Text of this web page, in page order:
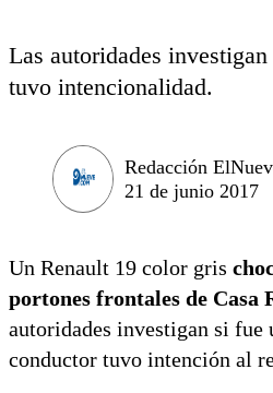
Las autoridades
tuvo intencionalidad.
Redacción
21 de junio 2017
Un Renault 19 color gris
portones frontales de Casa
autoridades investigan si fue
conductor tuvo intención al